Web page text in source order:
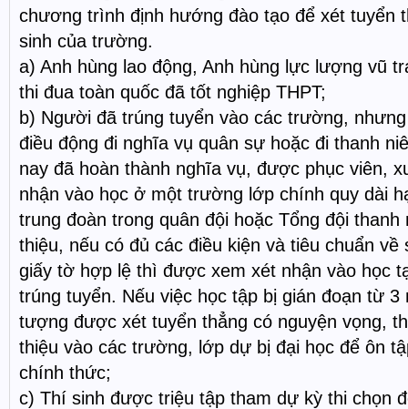
chương trình định hướng đào tạo để xét tuyển
sinh của trường.
a) Anh hùng lao động, Anh hùng lực lượng vũ
thi đua toàn quốc đã tốt nghiệp THPT;
b) Người đã trúng tuyển vào các trường,
điều động đi nghĩa vụ quân sự hoặc đi thanh
nay đã hoàn thành nghĩa vụ, được phục viên,
nhận vào học ở một trường lớp chính quy dài
trung đoàn trong quân đội hoặc Tổng đội thanh
thiệu, nếu có đủ các điều kiện và tiêu chuẩn
giấy tờ hợp lệ thì được xem xét nhận vào học
trúng tuyển. Nếu việc học tập bị gián đoạn từ
tượng được xét tuyển thẳng có nguyện vọng,
thiệu vào các trường, lớp dự bị đại học để ôn
chính thức;
c) Thí sinh được triệu tập tham dự kỳ thi chọn